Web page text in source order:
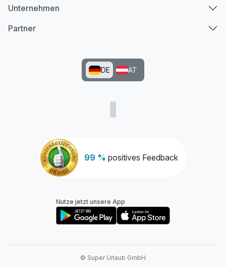
99 % positives Feedback
Unternehmen
Partner
DE AT
Nutze jetzt unsere App
© Super Urlaub GmbH